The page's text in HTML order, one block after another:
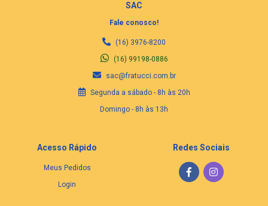
SAC
Fale conosco!
(16) 3976-8200
(16) 99198-0886
sac@fratucci.com.br
Segunda a sábado - 8h às 20h
Domingo - 8h às 13h
Acesso Rápido
Meus Pedidos
Login
Redes Sociais